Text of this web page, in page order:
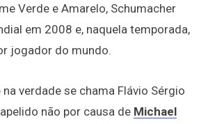
Verde e Amarelo, Schumacher
em 2008 e, naquela temporada,
jogador do mundo.
na verdade se chama Flávio Sérgio
não por causa de Michael